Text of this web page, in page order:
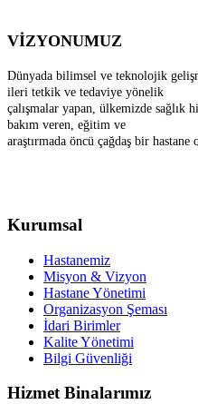
VİZYONUMUZ
Dünyada bilimsel ve teknolojik
ileri tetkik ve tedaviye yönelik
çalışmalar yapan, ülkemizde
bakım veren, eğitim ve
araştırmada öncü çağdaş bir hastane
Kurumsal
Hastanemiz
Misyon & Vizyon
Hastane Yönetimi
Organizasyon Şeması
İdari Birimler
Kalite Yönetimi
Bilgi Güvenliği
Hizmet Binalarımız